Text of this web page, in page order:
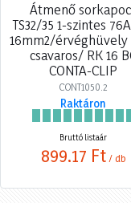
Átmenő
TS32/35 1-szintes
16mm2/érvéghüvely
csavaros/ RK 16
CONTA-CLIP
CONT1050.2
Raktáron
Bruttó listaár
899,17 Ft / db